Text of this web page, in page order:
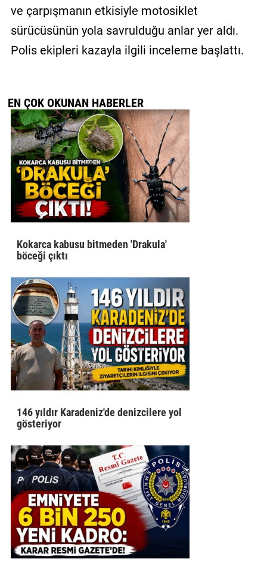
ve çarpışmanın etkisiyle motosiklet
sürücüsünün yola savrulduğu anlar yer aldı.
Polis ekipleri kazayla ilgili inceleme başlattı.
EN ÇOK OKUNAN HABERLER
Kokarca kabusu bitmeden 'Drakula'
böceği çıktı
146 yıldır Karadeniz'de denizcilere yol
gösteriyor